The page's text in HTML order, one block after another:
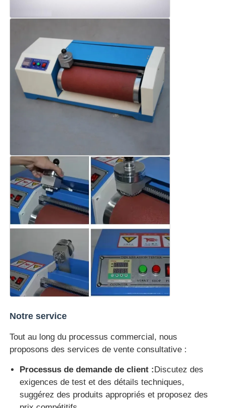
Notre service
Tout au long du processus commercial, nous
proposons des services de vente consultative :
Processus de demande de client :Discutez des
exigences de test et des détails techniques,
suggérez des produits appropriés et proposez des